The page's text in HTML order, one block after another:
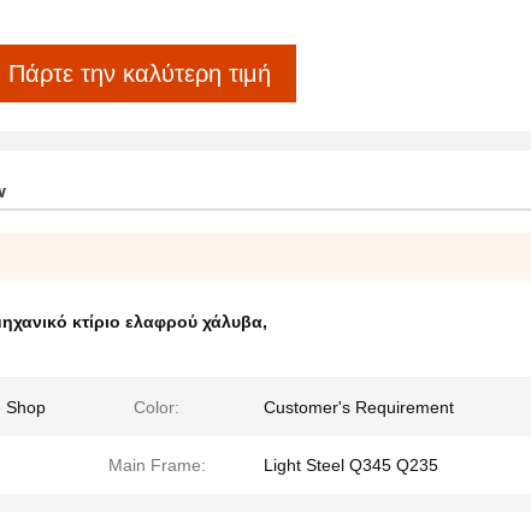
Πάρτε την καλύτερη τιμή
κτίριο ελαφρού χάλυβα,
Shop Color: Customer's Requirement
Main Frame: Light Steel Q345 Q235